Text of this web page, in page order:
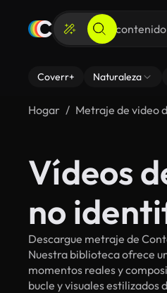
Coverr+ Naturaleza
Hogar Metraje de video
Vídeos
no
Descargue metraje de
Nuestra biblioteca ofrece
momentos reales y
bucle y visuales